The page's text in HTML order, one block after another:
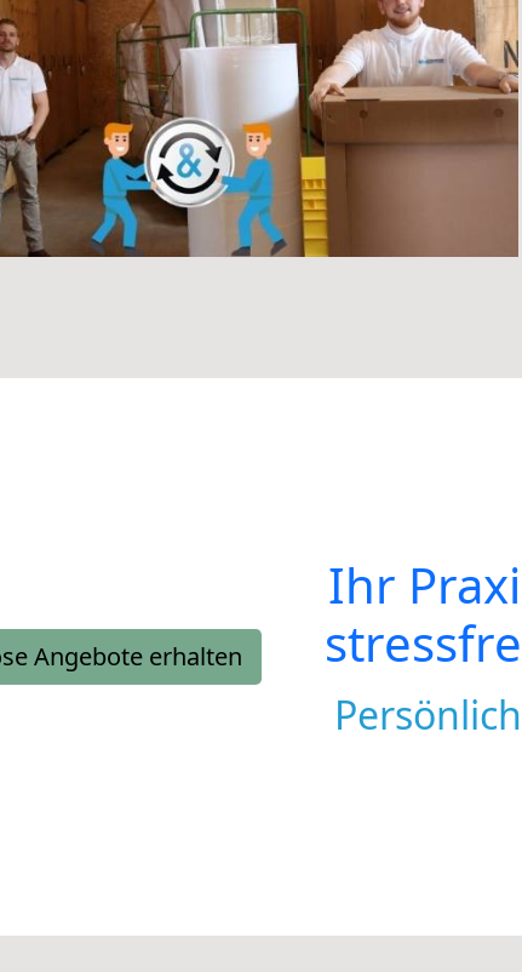
Angebote erhalten
Ihr